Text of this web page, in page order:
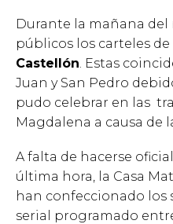
Durante la mañana del
públicos los carteles
Castellón . Estas
Juan y San Pedro
pudo celebrar en las
Magdalena a causa de
A falta de hacerse
última hora, la Casa
han confeccionado los
serial programado